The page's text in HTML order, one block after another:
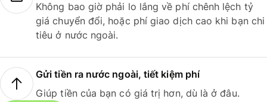
Không bao giờ phải lo lắng về phí chênh lệch tỷ
giá chuyển đổi, hoặc phí giao dịch cao khi bạn chi
tiêu ở nước ngoài.
Gửi tiền ra nước ngoài, tiết kiệm phí
Giúp tiền của bạn có giá trị hơn, dù là ở đâu.